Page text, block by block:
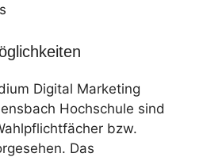
Digital Marketing
Hochschule sind
bzw.
Das